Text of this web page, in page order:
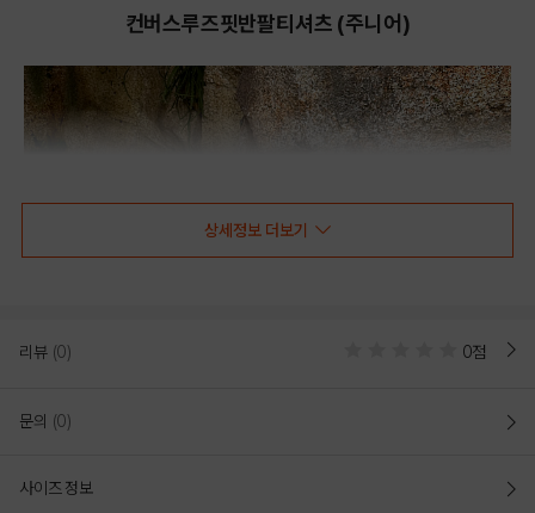
컨버스루즈핏반팔티셔츠 (주니어)
상세정보 더보기
리뷰 (0) 0점
문의 (0)
사이즈 정보